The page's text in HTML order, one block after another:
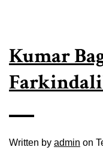
Kumar
Written by admin on